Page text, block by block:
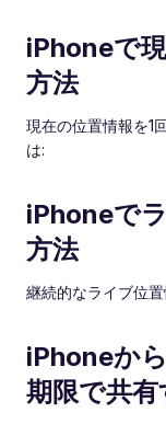
iPhoneで
方法
現在の位置情報を1
は:
iPhoneで
方法
継続的なライブ位
iPhoneか
期限で共